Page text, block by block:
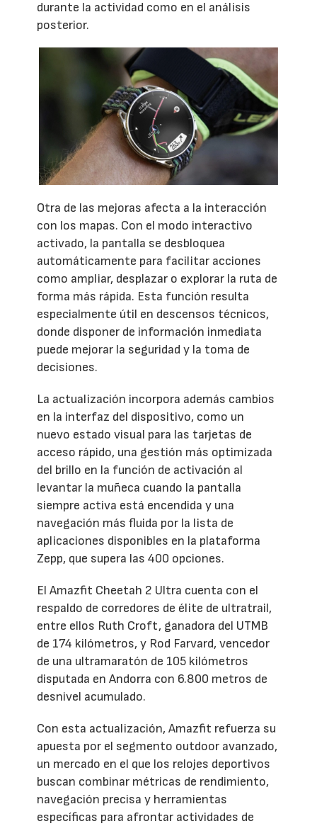
durante la actividad como en el análisis
posterior.
Otra de las mejoras afecta a la interacción
con los mapas. Con el modo interactivo
activado, la pantalla se desbloquea
automáticamente para facilitar acciones
como ampliar, desplazar o explorar la ruta de
forma más rápida. Esta función resulta
especialmente útil en descensos técnicos,
donde disponer de información inmediata
puede mejorar la seguridad y la toma de
decisiones.
La actualización incorpora además cambios
en la interfaz del dispositivo, como un
nuevo estado visual para las tarjetas de
acceso rápido, una gestión más optimizada
del brillo en la función de activación al
levantar la muñeca cuando la pantalla
siempre activa está encendida y una
navegación más fluida por la lista de
aplicaciones disponibles en la plataforma
Zepp, que supera las 400 opciones.
El Amazfit Cheetah 2 Ultra cuenta con el
respaldo de corredores de élite de ultratrail,
entre ellos Ruth Croft, ganadora del UTMB
de 174 kilómetros, y Rod Farvard, vencedor
de una ultramaratón de 105 kilómetros
disputada en Andorra con 6.800 metros de
desnivel acumulado.
Con esta actualización, Amazfit refuerza su
apuesta por el segmento outdoor avanzado,
un mercado en el que los relojes deportivos
buscan combinar métricas de rendimiento,
navegación precisa y herramientas
específicas para afrontar actividades de